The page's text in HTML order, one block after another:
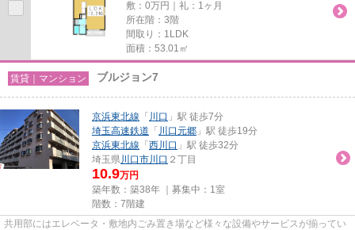
敷：0万円｜礼：1ヶ月
所在階：3階
間取り：1LDK
面積：53.01㎡
賃貸｜マンション ブルジョン7
京浜東北線 「 川口 」駅 徒歩7分
埼玉高速鉄道 「 川口元郷 」駅 徒歩19分
京浜東北線 「 西川口 」駅 徒歩32分
埼玉県川口市川口 ２丁目
10.9万円
築年数：築38年 ｜募集中： 1室
階数：7階建
共用部にはエレベータ・敷地内ごみ置き場など様々な設備やサービスが揃ってい